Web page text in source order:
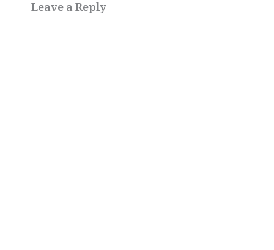
Leave a Reply